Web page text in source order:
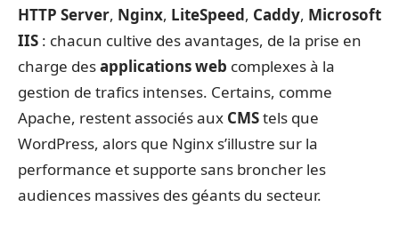
HTTP Server, Nginx, LiteSpeed, Caddy, Microsoft
IIS : chacun cultive des avantages, de la prise en
charge desapplications web complexes à la
gestion de trafics intenses. Certains, comme
Apache, restent associés aux CMStels que
WordPress, alors que Nginx s’illustre sur la
performance et supporte sans broncher les
audiences massives des géants du secteur.